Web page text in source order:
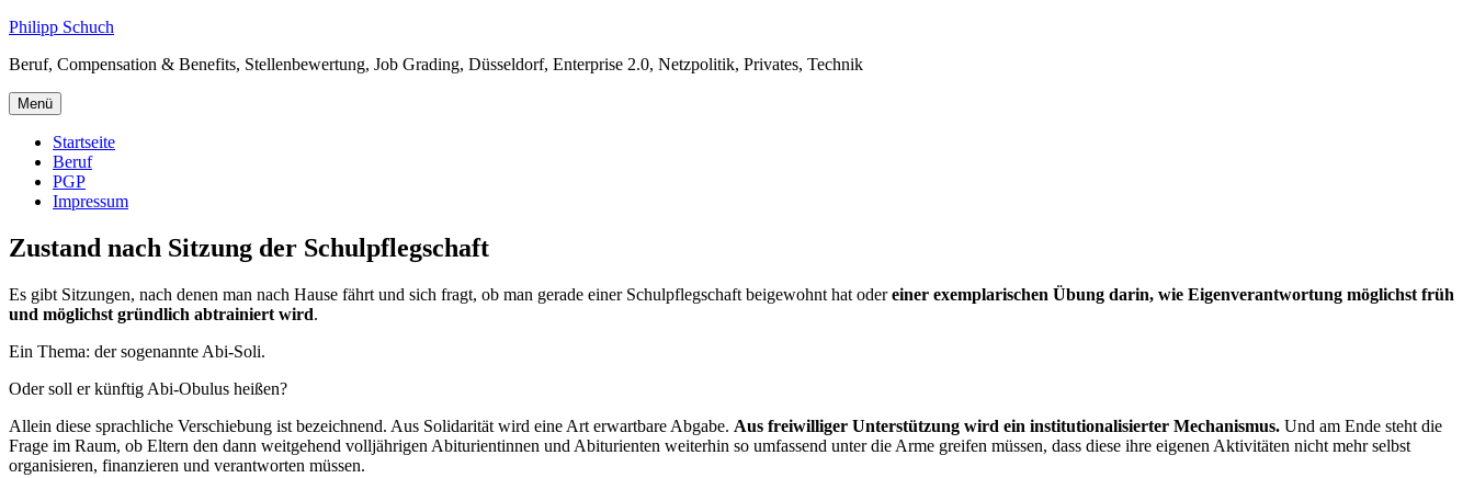
Zum
springen
Philipp Schuch
Beruf, Compensation & Benefits, Stellenbewertung, Job Grading, Düsseldorf, Enterprise 2.0, Netzpolitik, Privates, Technik
Menü
Startseite
Beruf
PGP
Impressum
Zustand nach Sitzung der Schulpflegschaft
Es gibt Sitzungen, nach denen man nach Hause fährt und sich fragt, ob man gerade einer Schulpflegschaft beigewohnt hat odereiner exemplarischen Übung darin, wie Eigenverantwortung möglichst früh
und möglichst gründlich abtrainiert wird.
Ein Thema: der sogenannte Abi-Soli.
Oder soll er künftig Abi-Obulus heißen?
Allein diese sprachliche Verschiebung ist bezeichnend. Aus Solidarität wird eine Art erwartbare Abgabe. Aus freiwilliger Unterstützung wird ein institutionalisierter Mechanismus. Und am Ende steht die
Frage im Raum, ob Eltern den dann weitgehend volljährigen Abiturientinnen und Abiturienten weiterhin so umfassend unter die Arme greifen müssen, dass diese ihre eigenen Aktivitäten nicht mehr selbst
organisieren, finanzieren und verantworten müssen.